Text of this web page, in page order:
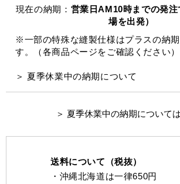
現在の納期： 営業日AM10時までの発
場を出発）
※一部の特殊な縫製仕様はプラスの納
す。（各商品ページをご確認ください）
＞ 夏季休業中の納期について
＞ 夏季休業中の納期について
送料について（税抜）
・沖縄北海道は一律650円